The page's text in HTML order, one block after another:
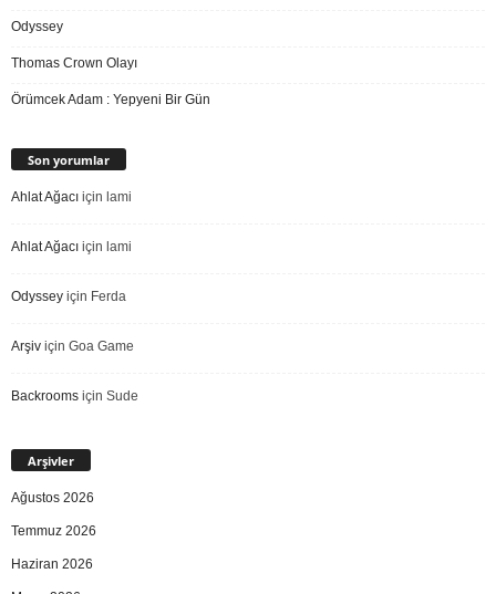
Odyssey
Thomas Crown Olayı
Örümcek Adam : Yepyeni Bir Gün
Son yorumlar
Ahlat Ağacı için lami
Ahlat Ağacı için lami
Odyssey için Ferda
Arşiv için Goa Game
Backrooms için Sude
Arşivler
Ağustos 2026
Temmuz 2026
Haziran 2026